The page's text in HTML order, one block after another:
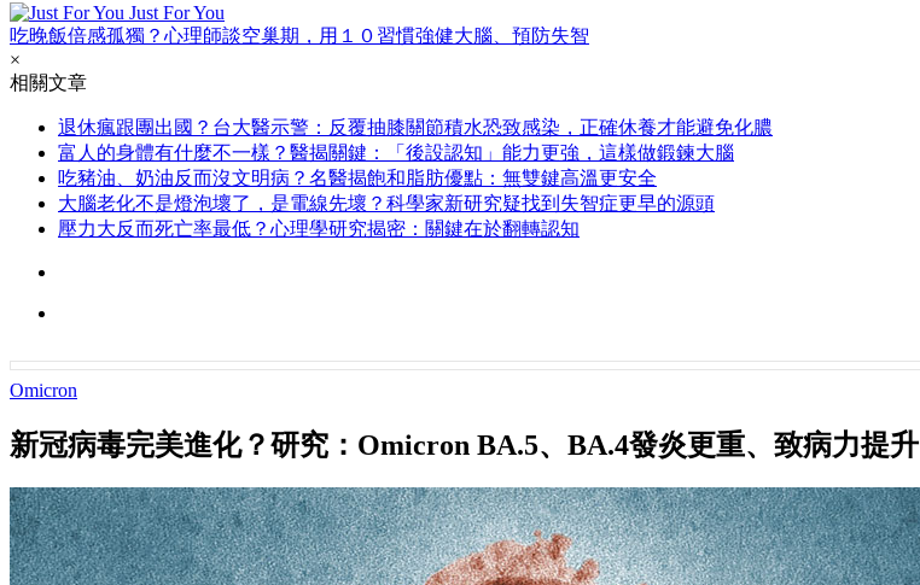
Just For You
吃晚飯倍感孤獨？心理師談空巢期，用１０習慣強健大腦、預防失智
×
相關文章
退休瘋跟團出國？台大醫示警：反覆抽膝關節積水恐致感染，正確休養才能避免化膿
富人的身體有什麼不一樣？醫揭關鍵：「後設認知」能力更強，這樣做鍛鍊大腦
吃豬油、奶油反而沒文明病？名醫揭飽和脂肪優點：無雙鍵高溫更安全
大腦老化不是燈泡壞了，是電線先壞？科學家新研究疑找到失智症更早的源頭
壓力大反而死亡率最低？心理學研究揭密：關鍵在於翻轉認知
Omicron
新冠病毒完美進化？研究：Omicron BA.5、BA.4發炎更重、致病力提升